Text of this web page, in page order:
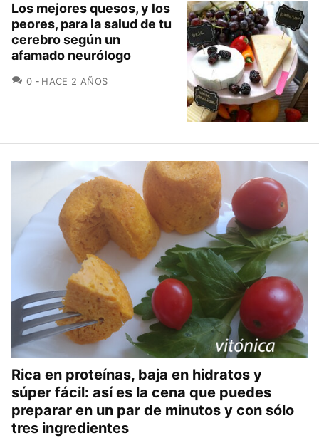
Los mejores quesos, y los
peores, para la salud de tu
cerebro según un
afamado neurólogo
0 COMENTARIOS
HACE 2 AÑOS
Rica en proteínas, baja en hidratos y
súper fácil: así es la cena que puedes
preparar en un par de minutos y con sólo
tres ingredientes